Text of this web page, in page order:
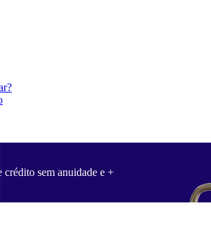
crédito sem anuidade e +